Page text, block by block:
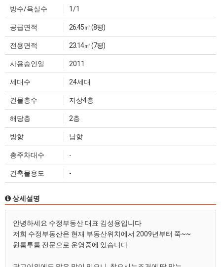
방수/욕실수 1/1
공급면적 26.45㎡ (8평)
전용면적 23.14㎡ (7평)
사용승인일 2011
세대수 24세대
건물층수 지상4층
해당층 2층
방향 남향
총주차대수 -
건축물용도 -
상세설명
안녕하세요 수정부동산 대표 김성용입니다
저희 수정부동산은 현재 부동산위치에서 2009년부터 쭉~~
원룸투룸 전문으로 운영중에 있습니다